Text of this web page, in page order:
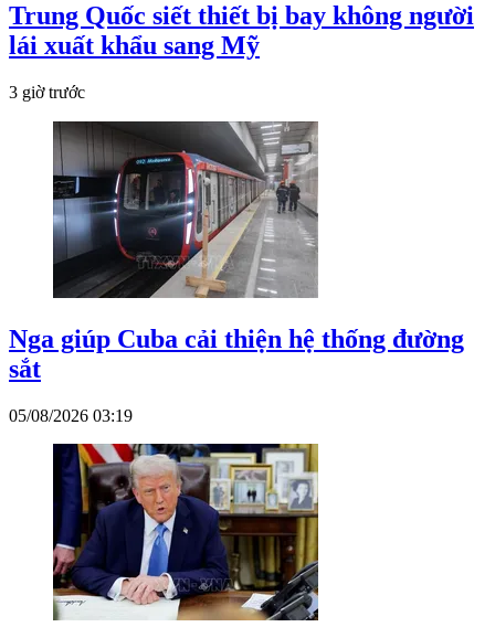
Trung Quốc siết thiết bị bay không người
lái xuất khẩu sang Mỹ
3 giờ trước
Nga giúp Cuba cải thiện hệ thống đường
sắt
05/08/2026 03:19